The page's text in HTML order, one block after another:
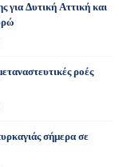
για Δυτική Αττική και
ροές
σήμερα σε